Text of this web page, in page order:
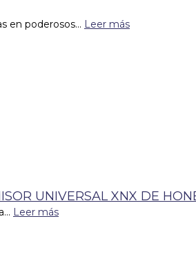
en poderosos... Leer más
UNIVERSAL XNX DE
Leer más